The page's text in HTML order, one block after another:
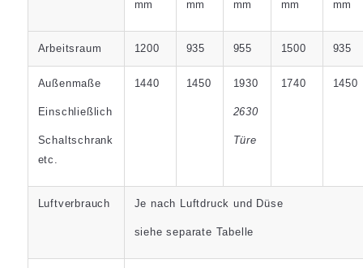
mm mm mm mm mm
Arbeitsraum 1200 935 955 1500 935
Außenmaße
Einschließlich
Schaltschrank
etc.
1440 1450 1930
2630
Türe
1740 1450
Luftverbrauch Je nach Luftdruck und Düse
siehe separate Tabelle